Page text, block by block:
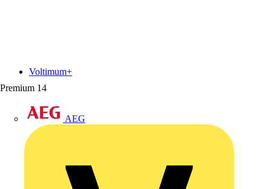
Premium 14
AEG
Voltimum+